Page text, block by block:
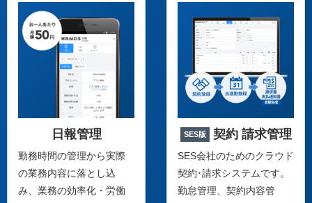
日報管理
勤務時間の管理から実際
の業務内容に落とし込
み、業務の効率化・労働
SES版 契約 請求管理
SES会社のためのクラウド
契約･請求システムです。
勤怠管理、契約内容管